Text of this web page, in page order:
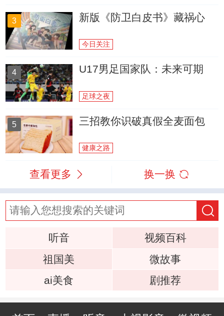
3 新版《防卫白皮书》藏祸心
今日关注
4 U17男足国家队：未来可期
足球之夜
5 三招教你识破真假全麦面包
健康之路
查看更多 换一换
听音
视频百科
祖国美
微故事
ai美食
剧推荐